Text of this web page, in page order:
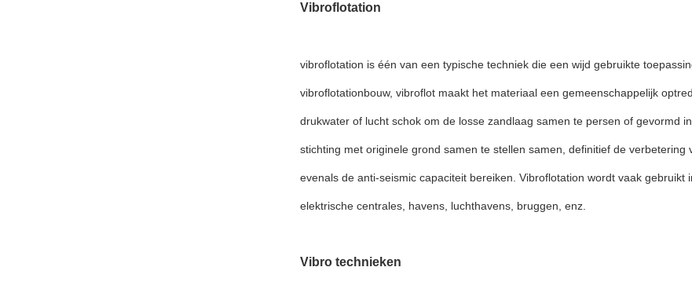
Vibroflotation
vibroflotation is één van een typische techniek die een wijd gebruikte
vibroflotationbouw, vibroflot maakt het materiaal een gemeenschappelijk
drukwater of lucht schok om de losse zandlaag samen te persen of gevormd
stichting met originele grond samen te stellen samen, definitief de
evenals de anti-seismic capaciteit bereiken. Vibroflotation wordt vaak gebruikt
elektrische centrales, havens, luchthavens, bruggen, enz.
Vibro technieken